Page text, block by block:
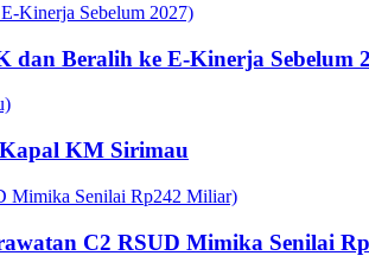
dan Beralih ke E-Kinerja Sebelum
KM Sirimau
C2 RSUD Mimika Senilai